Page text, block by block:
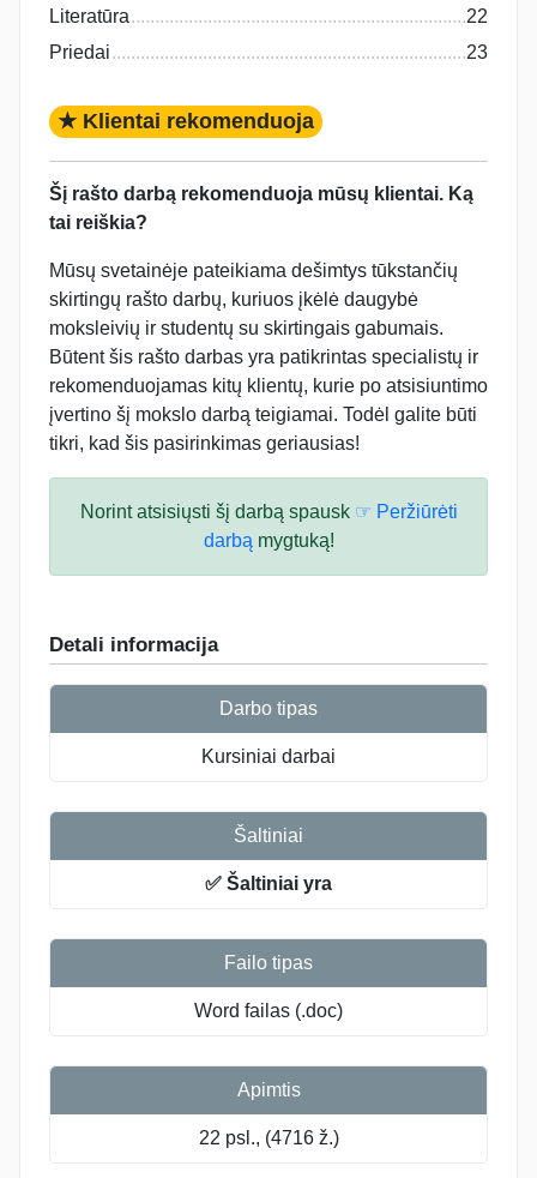
Literatūra
22
Priedai
23
★ Klientai rekomenduoja
Šį rašto darbą rekomenduoja mūsų klientai. Ką
tai reiškia?
Mūsų svetainėje pateikiama dešimtys tūkstančių
skirtingų rašto darbų, kuriuos įkėlė daugybė
moksleivių ir studentų su skirtingais gabumais.
Būtent šis rašto darbas yra patikrintas specialistų ir
rekomenduojamas kitų klientų, kurie po atsisiuntimo
įvertino šį mokslo darbą teigiamai. Todėl galite būti
tikri, kad šis pasirinkimas geriausias!
Norint atsisiųsti šį darbą spausk ☞ Peržiūrėti
darbąmygtuką!
Detali informacija
Darbo tipas
Kursiniai darbai
Šaltiniai
✅ Šaltiniai yra
Failo tipas
Word failas (.doc)
Apimtis
22 psl., (4716 ž.)